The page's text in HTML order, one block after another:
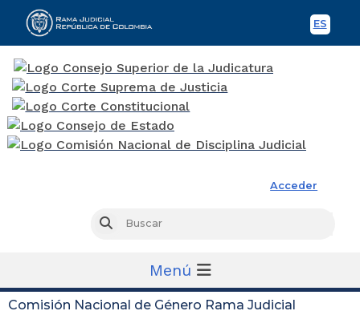
ES
Acceder
Buscar
Menú
Comisión Nacional de Género Rama Judicial